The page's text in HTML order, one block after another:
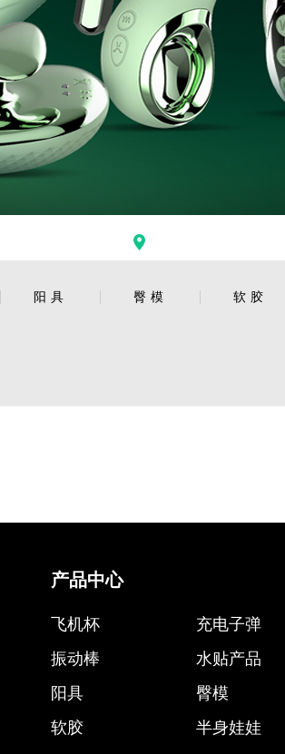
阳具 臀模 软胶
产品中心
飞机杯
充电子弹
振动棒
水贴产品
阳具
臀模
软胶
半身娃娃